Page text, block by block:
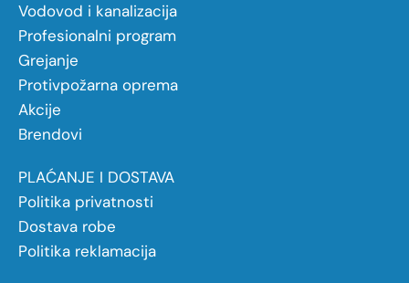
Vodovod i kanalizacija
Profesionalni program
Grejanje
Protivpožarna oprema
Akcije
Brendovi
PLAĆANJE I DOSTAVA
Politika privatnosti
Dostava robe
Politika reklamacija